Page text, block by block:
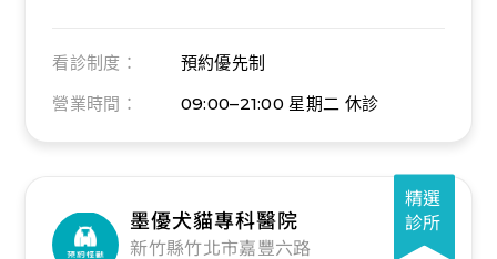
看診制度：
預約優先制
營業時間：
09:00–21:00 星期二 休診
精選
診所
墨優犬貓專科醫院
新竹縣竹北市嘉豐六路